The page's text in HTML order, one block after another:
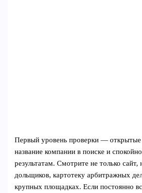
Первый уровень проверки — открытые
название компании в поиске и
результатам. Смотрите не только
дольщиков, картотеку арбитражных
крупных площадках. Если постоянно